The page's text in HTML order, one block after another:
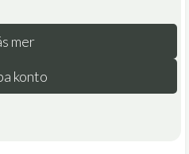
mer
konto